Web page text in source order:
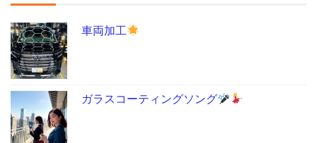
車両加工
ガラスコーティングソング